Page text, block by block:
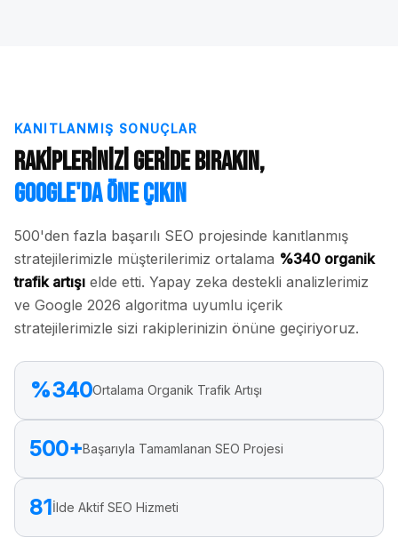
KANITLANMIŞ SONUÇLAR
Rakiplerinizi Geride Bırakın,
Google'da Öne Çıkın
500'den fazla başarılı SEO projesinde kanıtlanmış
stratejilerimizle müşterilerimiz ortalama %340 organik
trafik artışı elde etti. Yapay zeka destekli analizlerimiz
ve Google 2026 algoritma uyumlu içerik
stratejilerimizle sizi rakiplerinizin önüne geçiriyoruz.
%340Ortalama Organik Trafik Artışı
500+Başarıyla Tamamlanan SEO Projesi
81İlde Aktif SEO Hizmeti